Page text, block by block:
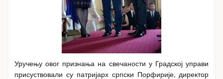
Уручењу овог признања на свечаности у Градској управи
присуствовали су патријарх српски Порфирије, директор